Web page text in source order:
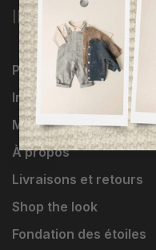
INFORMATIONS
Programme Loyauté
Influenceuses
Marques
À propos
Livraisons et retours
Shop the look
Fondation des étoiles